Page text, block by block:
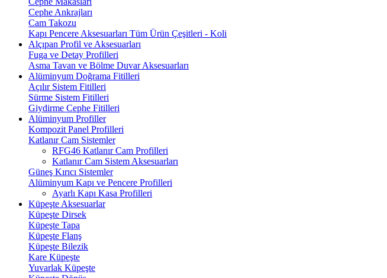
Cephe Ankrajları
Cam Takozu
Kapı Pencere Aksesuarları Tüm Ürün Çeşitleri - Koli
Alçıpan Profil ve Aksesuarları
Fuga ve Detay Profilleri
Asma Tavan ve Bölme Duvar Aksesuarları
Alüminyum Doğrama Fitilleri
Açılır Sistem Fitilleri
Sürme Sistem Fitilleri
Giydirme Cephe Fitilleri
Alüminyum Profiller
Kompozit Panel Profilleri
Katlanır Cam Sistemler
RFG46 Katlanır Cam Profilleri
Katlanır Cam Sistem Aksesuarları
Güneş Kırıcı Sistemler
Alüminyum Kapı ve Pencere Profilleri
Ayarlı Kapı Kasa Profilleri
Küpeşte Aksesuarlar
Küpeşte Dirsek
Küpeşte Tapa
Küpeşte Flanş
Küpeşte Bilezik
Kare Küpeşte
Yuvarlak Küpeşte